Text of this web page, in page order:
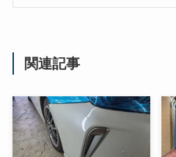
関連記事